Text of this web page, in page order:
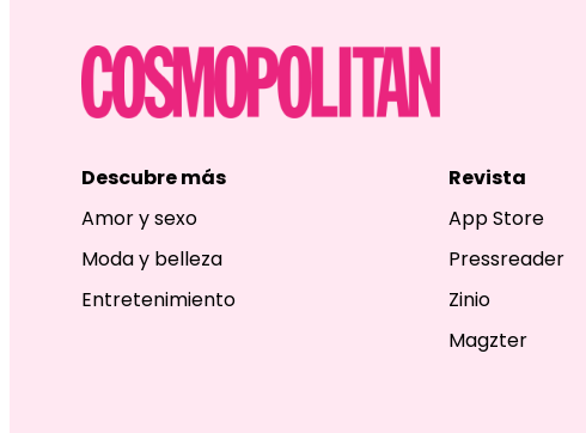
Descubre más
Amor y sexo
Moda y belleza
Entretenimiento
Revista
App Store
Pressreader
Zinio
Magzter